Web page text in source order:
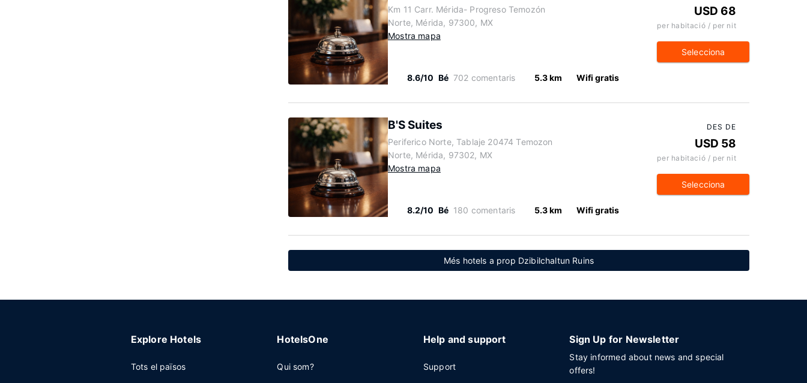
Km 11 Carr. Mérida- Progreso Temozón
Norte, Mérida, 97300, MX
Mostra mapa
8.6/10 Bé 702 comentaris 5.3 km Wifi gratis
USD 68
per habitació / per nit
Selecciona
B'S Suites
Periferico Norte, Tablaje 20474 Temozon
Norte, Mérida, 97302, MX
Mostra mapa
8.2/10 Bé 180 comentaris 5.3 km Wifi gratis
DES DE
USD 58
per habitació / per nit
Selecciona
Més hotels a prop Dzibilchaltun Ruins
Explore Hotels
Tots el països
HotelsOne
Qui som?
Help and support
Support
Sign Up for Newsletter
Stay informed about news and special
offers!